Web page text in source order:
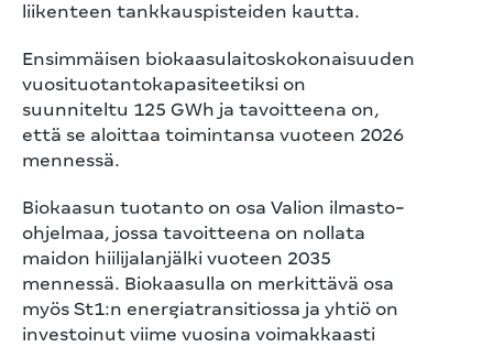
liikenteen tankkauspisteiden kautta.
Ensimmäisen biokaasulaitoskokonaisuuden
vuosituotantokapasiteetiksi on
suunniteltu 125 GWh ja tavoitteena on,
että se aloittaa toimintansa vuoteen 2026
mennessä.
Biokaasun tuotanto on osa Valion ilmasto-
ohjelmaa, jossa tavoitteena on nollata
maidon hiilijalanjälki vuoteen 2035
mennessä. Biokaasulla on merkittävä osa
myös St1:n energiatransitiossa ja yhtiö on
investoinut viime vuosina voimakkaasti